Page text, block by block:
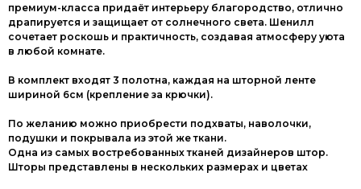
премиум-класса придаёт интерьеру благородство, отлично
драпируется и защищает от солнечного света. Шенилл
сочетает роскошь и практичность, создавая атмосферу уюта
в любой комнате.
В комплект входят 3 полотна, каждая на шторной ленте
шириной 6см (крепление за крючки).
По желанию можно приобрести подхваты, наволочки,
подушки и покрывала из этой же ткани.
Одна из самых востребованных тканей дизайнеров штор.
Шторы представлены в нескольких размерах и цветах